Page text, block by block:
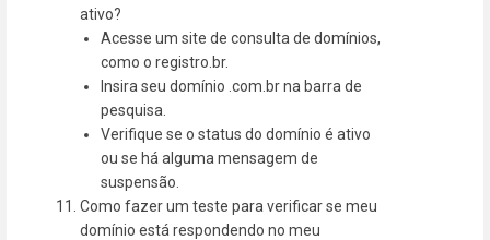
ativo?
Acesse um site de consulta de domínios,
como o registro.br.
Insira seu domínio .com.br na barra de
pesquisa.
Verifique se o status do domínio é ativo
ou se há alguma mensagem de
suspensão.
Como fazer um teste para verificar se meu
domínio está respondendo no meu